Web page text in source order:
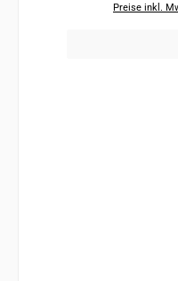
Preise inkl.